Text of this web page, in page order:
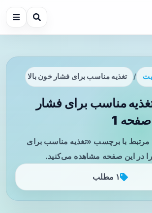
/ تغذیه مناسب برای فشار خون بالا
مناسب برای فشار
1
مرتبط با برچسب «تغذیه مناسب برای
در این صفحه مشاهده می‌کنید.
۱ مطلب